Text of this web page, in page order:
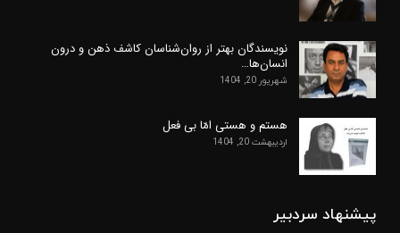
نویسندگان بهتر از روان‌شناسان کاشف ذهن و درون
انسان‌ها…
شهریور 20, 1404
هستم و هستی امّا بی فعل
اردیبهشت 20, 1404
پیشنهاد سردبیر